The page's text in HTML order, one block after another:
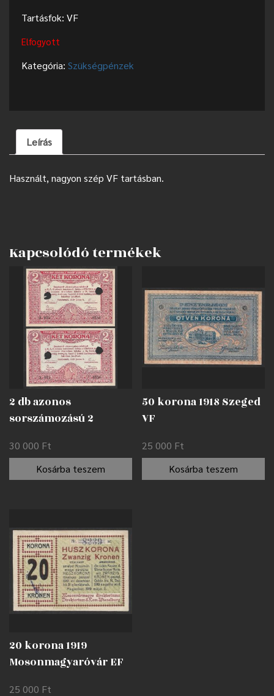
Tartásfok: VF
Elfogyott
Kategória: Szükségpénzek
Leírás
Használt, nagyon szép VF tartásban.
Kapcsolódó termékek
2 db azonos
sorszámozású 2
Kecskemét /
lyukasztással
érvénytelenítve AUNC
30 000 Ft
Kosárba teszem
50 korona 1918 Szeged
VF
25 000 Ft
Kosárba teszem
20 korona 1919
Mosonmagyaróvár EF
25 000 Ft